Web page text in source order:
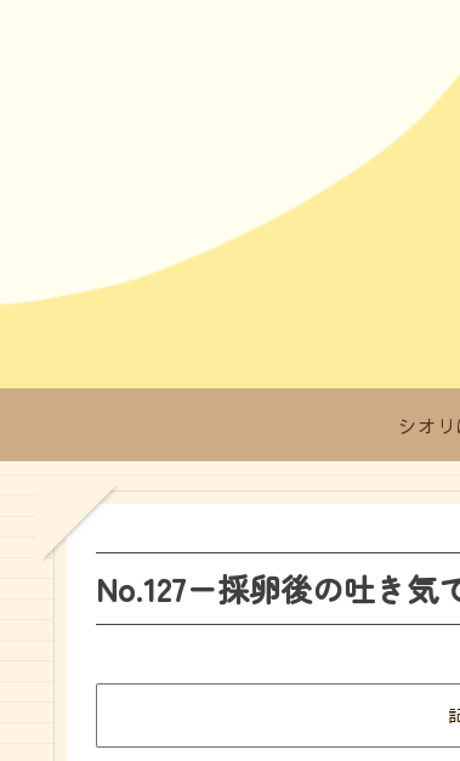
シオ
No.127ー採卵後の吐き気